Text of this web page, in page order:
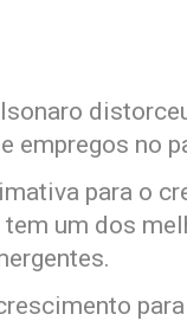
empregos no
para o
tem um dos